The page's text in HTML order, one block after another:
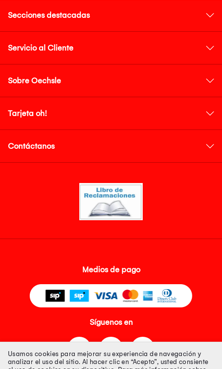
Secciones destacadas
Servicio al Cliente
Sobre Oechsle
Tarjeta oh!
Contáctanos
Medios de pago
Síguenos en
Usamos cookies para mejorar su experiencia de navegación y
analizar el uso del sitio. Al hacer clic en “Acepto”, usted consiente